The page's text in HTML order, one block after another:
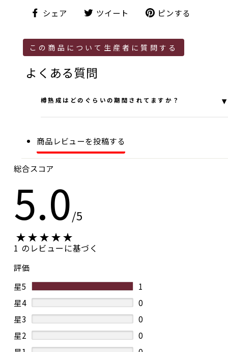
シェア ツイート
ト
ピンする
この商品について生産者に質問する
よくある質問
樽熟成はどのぐらいの期間されてますか？ ▾
グラン・ミュール
川口
商品レビューを投稿する
総合スコア
5.0/5
1 のレビューに基づく
評価
星5
1
星4
0
星3
0
星2
0